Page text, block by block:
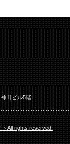
田ビル5階
All rights reserved.